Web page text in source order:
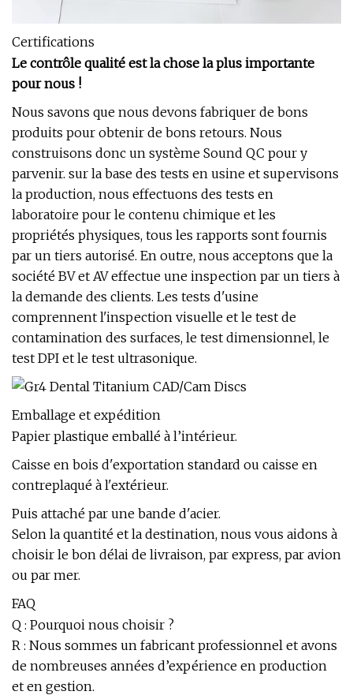
Certifications
Le contrôle qualité est la chose la plus importante
pour nous !
Nous savons que nous devons fabriquer de bons
produits pour obtenir de bons retours. Nous
construisons donc un système Sound QC pour y
parvenir. sur la base des tests en usine et supervisons
la production, nous effectuons des tests en
laboratoire pour le contenu chimique et les
propriétés physiques, tous les rapports sont fournis
par un tiers autorisé. En outre, nous acceptons que la
société BV et AV effectue une inspection par un tiers à
la demande des clients. Les tests d'usine
comprennent l'inspection visuelle et le test de
contamination des surfaces, le test dimensionnel, le
test DPI et le test ultrasonique.
Emballage et expédition
Papier plastique emballé à l’intérieur.
Caisse en bois d'exportation standard ou caisse en
contreplaqué à l'extérieur.
Puis attaché par une bande d'acier.
Selon la quantité et la destination, nous vous aidons à
choisir le bon délai de livraison, par express, par avion
ou par mer.
FAQ
Q : Pourquoi nous choisir ?
R : Nous sommes un fabricant professionnel et avons
de nombreuses années d’expérience en production
et en gestion.